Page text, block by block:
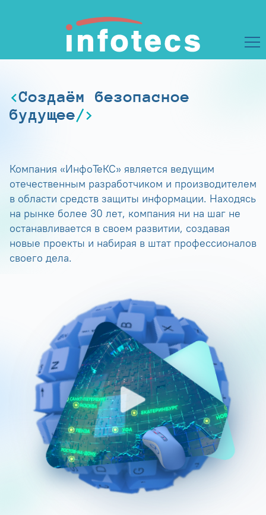
Создаём безопасное
будущее
Компания «ИнфоТеКС» является ведущим
отечественным разработчиком и производителем
в области средств защиты информации. Находясь
на рынке более 30 лет, компания ни на шаг не
останавливается в своем развитии, создавая
новые проекты и набирая в штат профессионалов
своего дела.